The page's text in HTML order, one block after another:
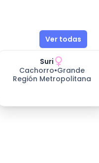
Ver todas
Suri
Cachorro•Grande
Región Metropolitana